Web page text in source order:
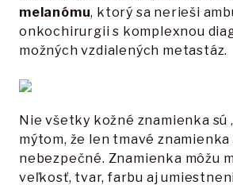
melanómu, ktorý sa nerieši
onkochirurgii s komplexnou
možných vzdialených metastáz.
Nie všetky kožné znamienka sú
mýtom, že len tmavé znamienka
nebezpečné. Znamienka môžu
veľkosť, tvar, farbu aj